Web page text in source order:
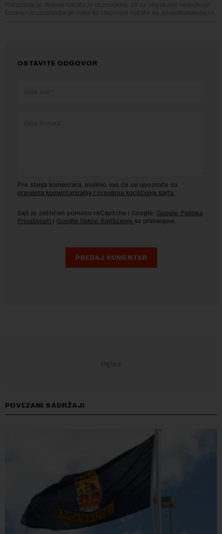
Preuzimanje delova teksta je dozvoljeno, ali uz obavezno navođenje
izvora i uz postavljanje linka ka izvornom tekstu na novaekonomija.rs
OSTAVITE ODGOVOR
Pre slanja komentara, molimo vas da se upoznate sa
pravilima komentarisanja i pravilima korišćenja sajta.
Sajt je zaštićen pomocu reCaptcha i Google. Google Politika
Privatnosti i Google Uslovi Korišćenja su primenjeni.
POVEZANI SADRŽAJI